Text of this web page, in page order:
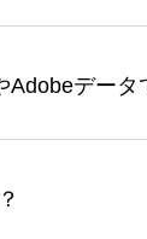
からご利用頂
、ランクにカ
以外）のプリ
お届けするた
関わらず、前
Adobeデータ
データ